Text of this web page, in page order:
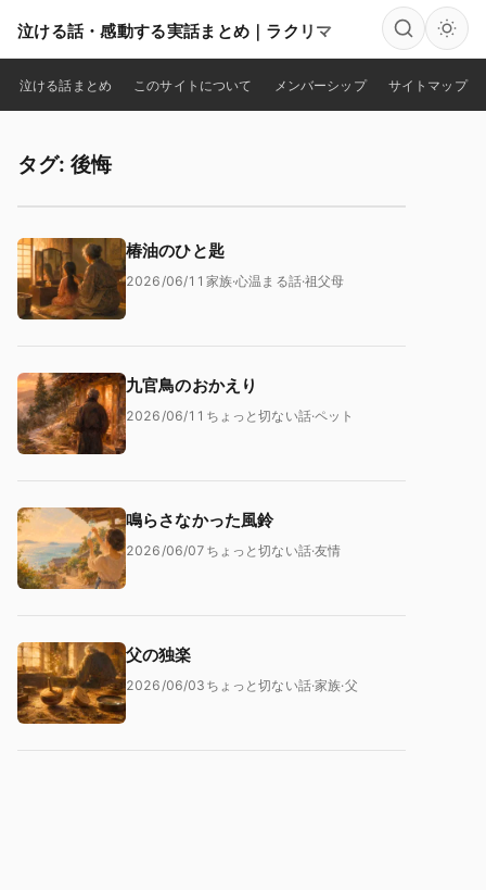
泣ける話・感動する実話まとめ｜ラクリマ
検索
泣ける話まとめ このサイトについて メンバーシップ サイトマップ
タグ: 後悔
椿油のひと匙
2026/06/11 家族·心温まる話·祖父母
九官鳥のおかえり
2026/06/11 ちょっと切ない話·ペット
鳴らさなかった風鈴
2026/06/07 ちょっと切ない話·友情
父の独楽
2026/06/03 ちょっと切ない話·家族·父